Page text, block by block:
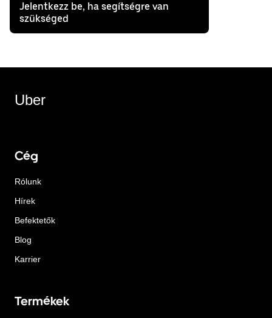
Jelentkezz be, ha segítségre van
szükséged
Uber
Cég
Rólunk
Hírek
Befektetők
Blog
Karrier
Termékek